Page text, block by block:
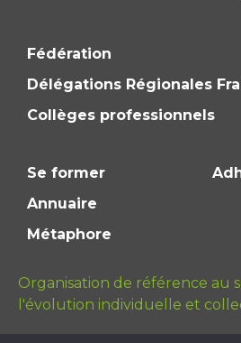
Fédération
Délégations Régionales
Collèges professionnels
Se former
Annuaire
Métaphore
Organisation de référence au
l'évolution individuelle et